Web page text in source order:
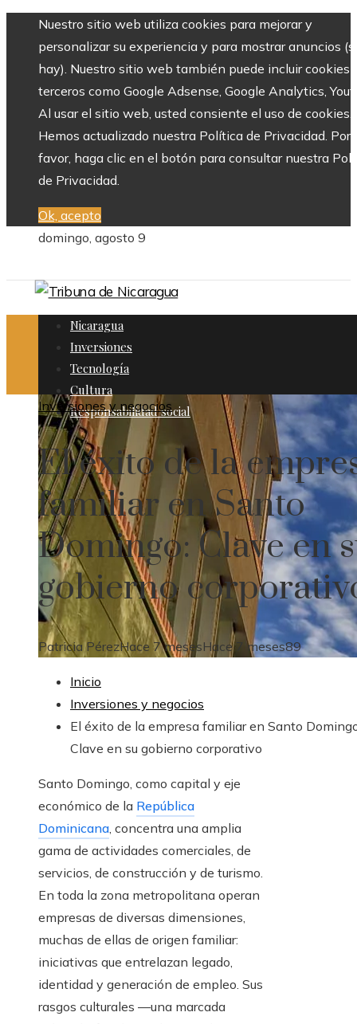
Nuestro sitio web utiliza cookies para mejorar y
personalizar su experiencia y para mostrar anuncios
hay). Nuestro sitio web también puede incluir cookies
terceros como Google Adsense, Google Analytics,
Al usar el sitio web, usted consiente el uso de cookies.
Hemos actualizado nuestra Política de Privacidad. Por
favor, haga clic en el botón para consultar nuestra
de Privacidad.
Ok, acepto
domingo, agosto 9
Nicaragua
Inversiones
Tecnología
Cultura
Responsabilidad social
Inversiones y negocios
El éxito de la
familiar en Santo
Domingo: Clave en
gobierno
Patricia PérezHace 7 mesesHace 7 meses89
Inicio
Inversiones y negocios
El éxito de la empresa familiar en Santo
Clave en su gobierno corporativo
Santo Domingo, como capital y eje
económico de la República
Dominicana, concentra una amplia
gama de actividades comerciales, de
servicios, de construcción y de turismo.
En toda la zona metropolitana operan
empresas de diversas dimensiones,
muchas de ellas de origen familiar:
iniciativas que entrelazan legado,
identidad y generación de empleo. Sus
rasgos culturales —una marcada